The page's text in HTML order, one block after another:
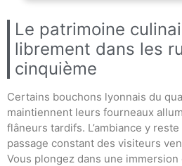
Le patrimoine
librement dans les
cinquième
Certains bouchons lyonnais du
maintiennent leurs fourneaux
flâneurs tardifs. L’ambiance y
passage constant des visiteurs
Vous plongez dans une